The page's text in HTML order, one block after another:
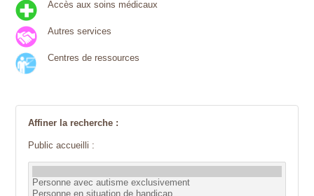
Accès aux soins médicaux
Autres services
Centres de ressources
Affiner la recherche :
Public accueilli :